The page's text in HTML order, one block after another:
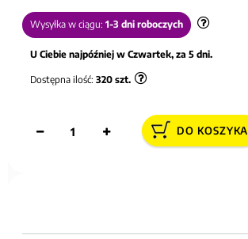
Wysyłka w ciągu: 1-3 dni roboczych
U Ciebie najpóźniej w Czwartek, za 5 dni.
Dostępna ilość: 320 szt.
DO KOSZYKA